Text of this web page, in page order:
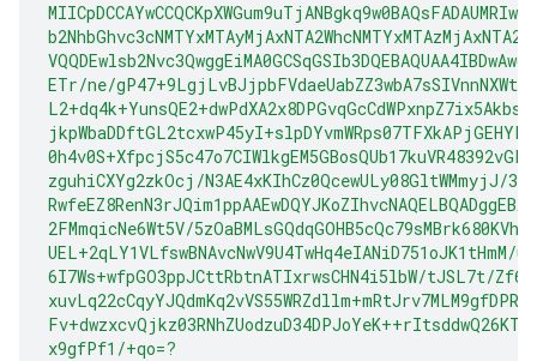
ETr/ne/
zguhiCXYg2zkOcj/N3AE4xKIhCz0QcewULy08GltWMmyjJ/
2FMmqicNe6Wt5V/
UEL+2qLY1VLfswBNAvcNwV9U4TwHq4eIANiD751oJK1tHmM/
6I7Ws+wfpGO3ppJCttRbtnATIxrwsCHN4i5lbW/tJSL7t/
x9gfPf1/+qo=?